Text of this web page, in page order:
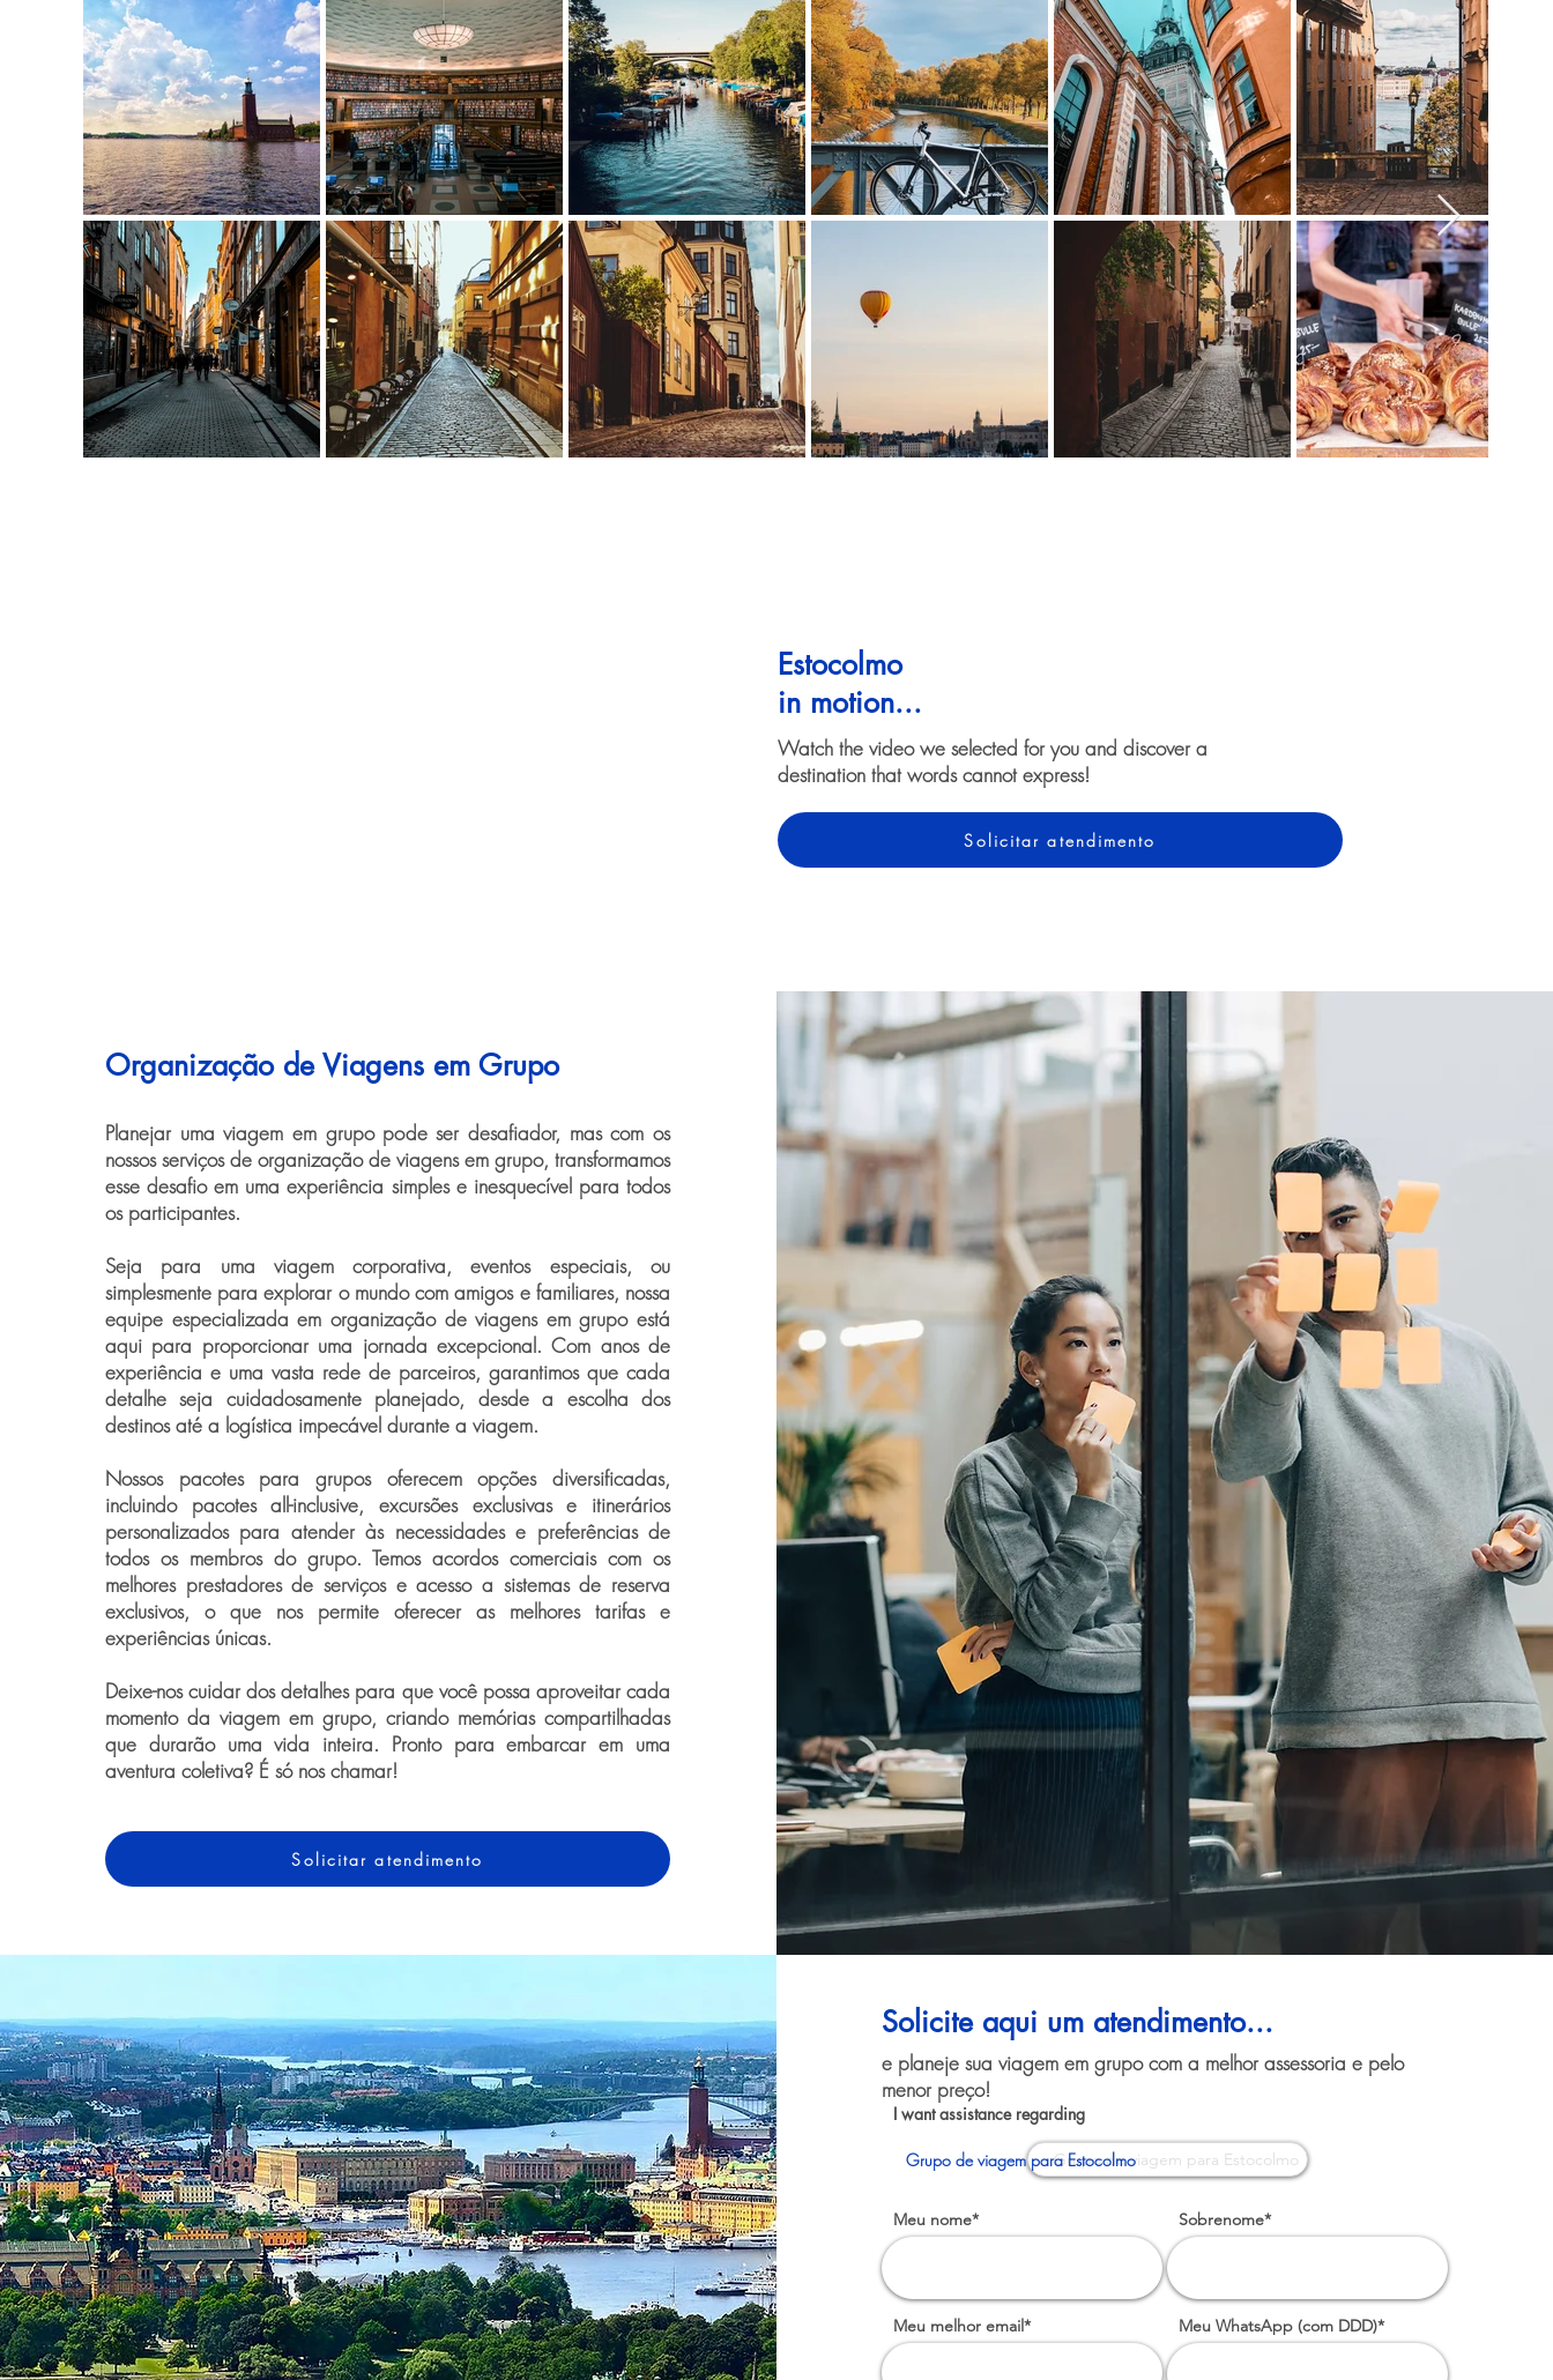
Estocolmo
in motion...
Watch the video we selected for you and discover a
destination that words cannot express!
Solicitar atendimento
Organização de Viagens em Grupo
Planejar uma viagem em grupo pode ser desafiador, mas com os
nossos serviços de organização de viagens em grupo, transformamos
esse desafio em uma experiência simples e inesquecível para todos
os participantes.
Seja para uma viagem corporativa, eventos especiais, ou
simplesmente para explorar o mundo com amigos e familiares, nossa
equipe especializada em organização de viagens em grupo está
aqui para proporcionar uma jornada excepcional. Com anos de
experiência e uma vasta rede de parceiros, garantimos que cada
detalhe seja cuidadosamente planejado, desde a escolha dos
destinos até a logística impecável durante a viagem.
Nossos pacotes para grupos oferecem opções diversificadas,
incluindo pacotes all-inclusive, excursões exclusivas e itinerários
personalizados para atender às necessidades e preferências de
todos os membros do grupo. Temos acordos comerciais com os
melhores prestadores de serviços e acesso a sistemas de reserva
exclusivos, o que nos permite oferecer as melhores tarifas e
experiências únicas.
Deixe-nos cuidar dos detalhes para que você possa aproveitar cada
momento da viagem em grupo, criando memórias compartilhadas
que durarão uma vida inteira. Pronto para embarcar em uma
aventura coletiva? É só nos chamar!
Solicitar atendimento
Solicite aqui um atendimento...
e planeje sua viagem em grupo com a melhor assessoria e pelo
menor preço!
I want assistance regarding
Grupo de viagem para Estocolmo
Meu nome* Sobrenome*
Meu melhor email* Meu WhatsApp (com DDD)*